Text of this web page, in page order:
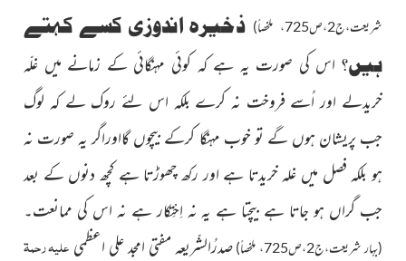
شریعت،ج2،ص725، ملخصاً)
ذخیرہ اندوزی کسے کہتے
ہیں؟ اس کی صورت یہ ہے کہ کوئی مہنگائیکے زمانے میں غلّہ
خریدلے اور اُسے فروخت نہ کرے بلکہ اس لئے روک لے کہ لوگ
جب پریشان ہوں گے تو خوب مہنگا کرکے بیچوں گااوراگر یہ صورت نہ
ہو بلکہ فصل میں غلہ خریدتا ہے اور رکھ چھوڑتا ہے کچھ دنوں کے بعد
جب گراں ہو جاتا ہے بیچتا ہے یہ نہ اِحْتِکار ہے نہ اس کی ممانعت۔
(بہار شریعت،ج2،ص725، ملخصاً) صدرُالشّریعہ مفتی امجد علی اعظمی علیہ رحمۃ